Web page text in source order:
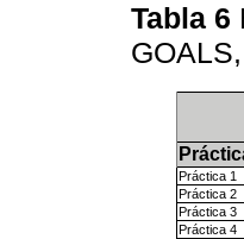
Tabla 6
Práctica 1
Práctica 2
Práctica 3
Práctica 4